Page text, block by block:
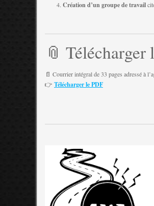
Création d’un groupe de travail
📎
📄 Courrier intégral de 33 pages adressé à
👉 Télécharger le PDF